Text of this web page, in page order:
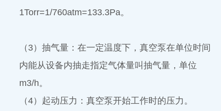
1Torr=1/760atm=133.3Pa。
（3）抽气量：在一定温度下，真空泵在单位时间
内能从设备内抽走指定气体量叫抽气量，单位
m3/h。
（4）起动压力：真空泵开始工作时的压力。